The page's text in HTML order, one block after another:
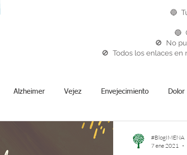
🔵
🔵
🚫 No
🚫 Todos los enlaces en
Alzheimer Vejez Envejecimiento Dolor
Relaciones interpersonales
#BlogIMENA
7 ene 2021